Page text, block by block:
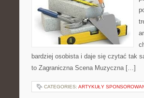
bardziej osobista i daje się czytać tak
to Zagraniczna Scena Muzyczna […]
CATEGORIES: ARTYKUŁY